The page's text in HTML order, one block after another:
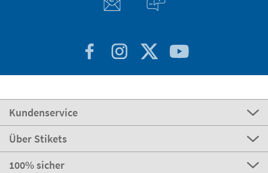
Kundenservice
Über Stikets
100% sicher